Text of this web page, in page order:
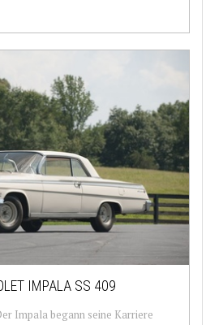
IMPALA SS 409
Impala begann seine Karriere